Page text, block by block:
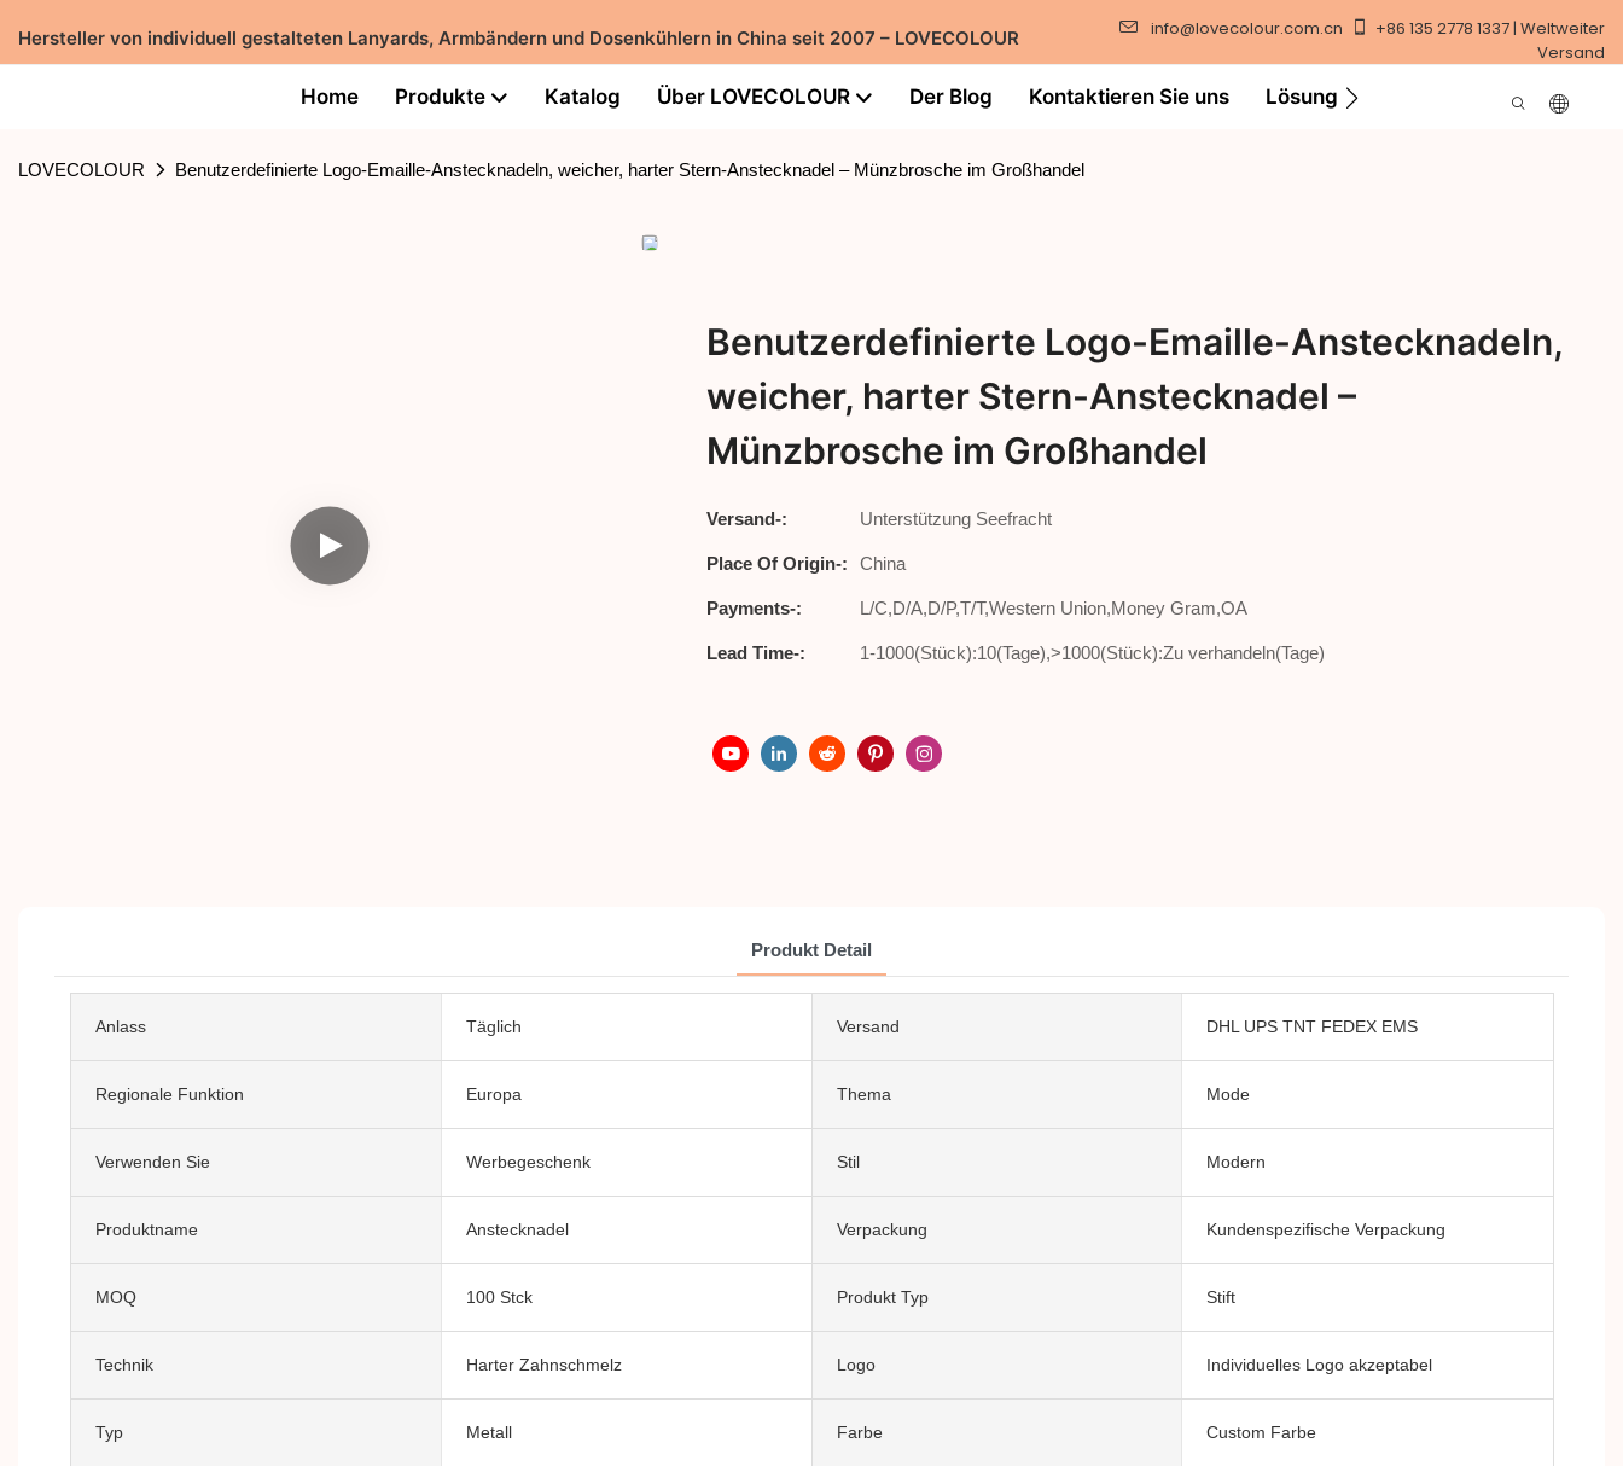
Hersteller von individuell gestalteten Lanyards, Armbändern und Dosenkühlern in China seit 2007 – LOVECOLOUR info@lovecolour.com.cn
+86 135 2778 1337 | Weltweiter
Versand
Home Produkte Katalog Über LOVECOLOUR Der Blog Kontaktieren Sie uns Lösung
LOVECOLOUR Benutzerdefinierte Logo-Emaille-Anstecknadeln, weicher, harter Stern-Anstecknadel – Münzbrosche im Großhandel
Benutzerdefinierte Logo-Emaille-Anstecknadeln,
weicher, harter Stern-Anstecknadel –
Münzbrosche im Großhandel
Versand-: Unterstützung Seefracht
Place Of Origin-: China
Payments-: L/C,D/A,D/P,T/T,Western Union,Money Gram,OA
Lead Time-: 1-1000(Stück):10(Tage),>1000(Stück):Zu verhandeln(Tage)
Produkt Detail
Anlass Täglich Versand DHL UPS TNT FEDEX EMS
Regionale Funktion Europa Thema Mode
Verwenden Sie Werbegeschenk Stil Modern
Produktname Anstecknadel Verpackung Kundenspezifische Verpackung
MOQ 100 Stck Produkt Typ Stift
Technik Harter Zahnschmelz Logo Individuelles Logo akzeptabel
Typ Metall Farbe Custom Farbe